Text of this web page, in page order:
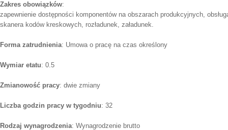
Zakres obowiązków:
zapewnienie dostępności komponentów na obszarach produkcyjnych,
skanera kodów kreskowych, rozładunek, załadunek.
Forma zatrudnienia: Umowa o pracę na czas określony
Wymiar etatu: 0.5
Zmianowość pracy: dwie zmiany
Liczba godzin pracy w tygodniu: 32
Rodzaj wynagrodzenia: Wynagrodzenie brutto